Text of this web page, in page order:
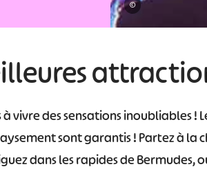
©
vivre des sensations inoubliables !
sont garantis ! Partez à la
dans les rapides de